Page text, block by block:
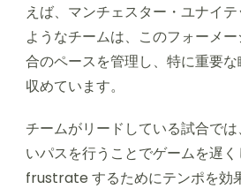
えば、マンチェスター・ユナイ
ようなチームは、このフォーメ
合のペースを管理し、特に重要
収めています。
チームがリードしている試合で
いパスを行うことでゲームを遅
frustrate するためにテンポを効